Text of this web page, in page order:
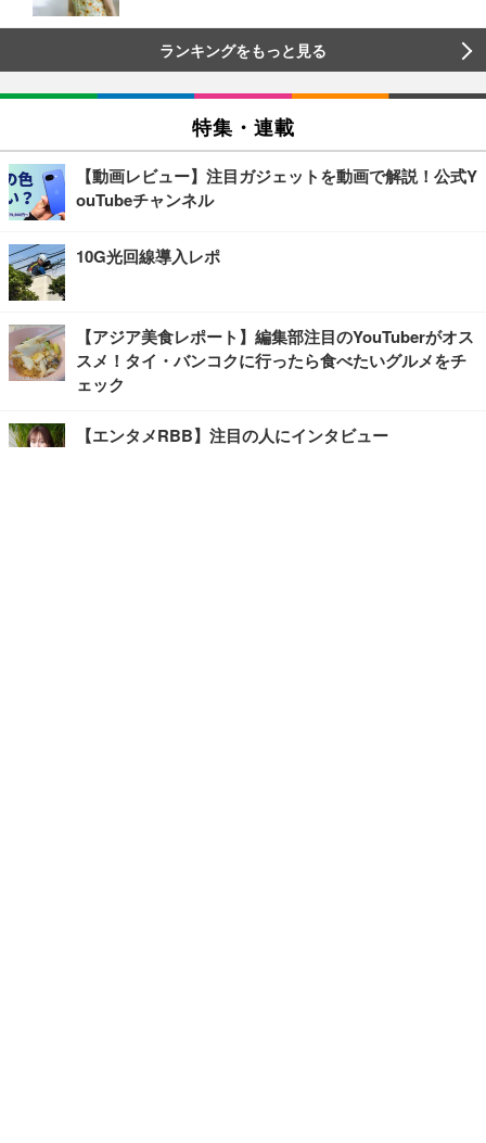
ランキングをもっと見る
特集・連載
【動画レビュー】注目ガジェットを動画で解説！公式Y
ouTubeチャンネル
10G光回線導入レポ
【アジア美食レポート】編集部注目のYouTuberがオス
スメ！タイ・バンコクに行ったら食べたいグルメをチ
ェック
【エンタメRBB】注目の人にインタビュー